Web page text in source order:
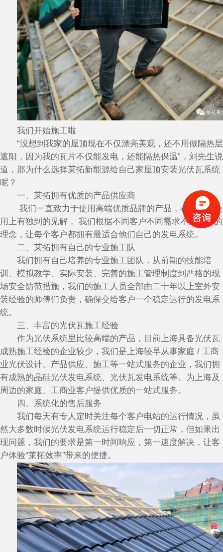
我们开始施工啦
“没想到我家的屋顶现在不仅漂亮美观，还不用做隔热层
遮阳，因为我的瓦片不仅能发电，还能隔热保温”，刘先生说
道，那为什么选择莱拓新能源给自己家屋顶安装光伏瓦系统
呢？
一、莱拓拥有优质的产品供应商
我们一直致力于使用高端优质品牌的产品，在产品的使
用上有独到的见解， 我们根据不同客户不同需求不同设计的
理念，让每个客户都拥有最适合他们自己的发电系统。
二、莱拓拥有自己的专业施工队
我们拥有自己培养的专业施工团队，从前期的技能培
训、模拟教学、实际安装、完善的施工管理制度到严格的现
场安全防范措施，我们的施工人员全部由二十年以上室外安
装经验的师傅们负责，确保交给客户一个稳定运行的发电系
统。
三、丰富的光伏瓦施工经验
作为光伏系统里比较高端的产品，目前上海具备光伏瓦
成熟施工经验的企业较少，我们是上海较早从事家庭 / 工商
业光伏设计、产品供应、施工等一站式服务的企业，我们拥
有成熟的晶硅光伏发电系统、光伏瓦发电系统等。为上海及
周边的家庭、工商业客户提供优质的一站式服务。
四、系统化的售后服务
我们每天有专人定时关注每个客户电站的运行情况，虽
然大多数时候光伏发电系统运行稳定后一切正常，但如果出
现问题，我们的要求是第一时间响应，第一速度解决，让客
户体验“莱拓效率”带来的便捷。